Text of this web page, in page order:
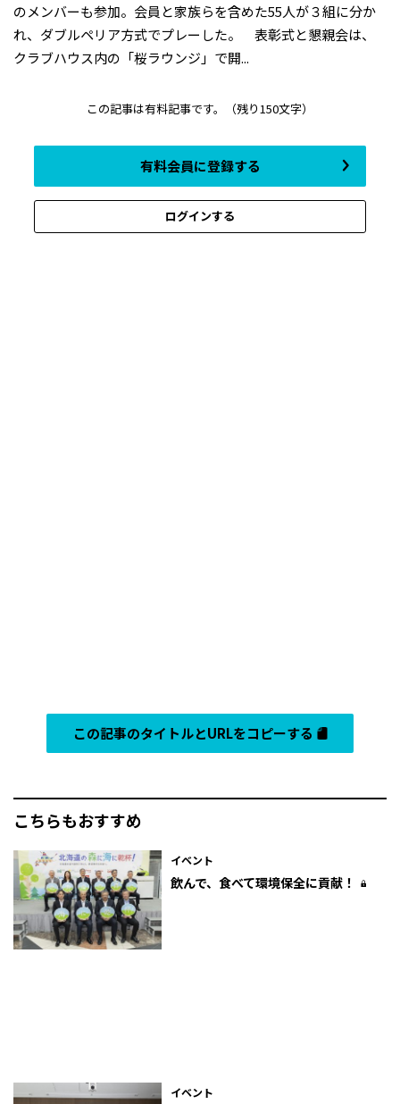
のメンバーも参加。会員と家族らを含めた55人が３組に分か
れ、ダブルペリア方式でプレーした。 表彰式と懇親会は、
クラブハウス内の「桜ラウンジ」で開...
この記事は有料記事です。 （残り150文字）
有料会員に登録する
ログインする
この記事のタイトルとURLをコピーする
こちらもおすすめ
イベント
飲んで、食べて環境保全に貢献！
イベント